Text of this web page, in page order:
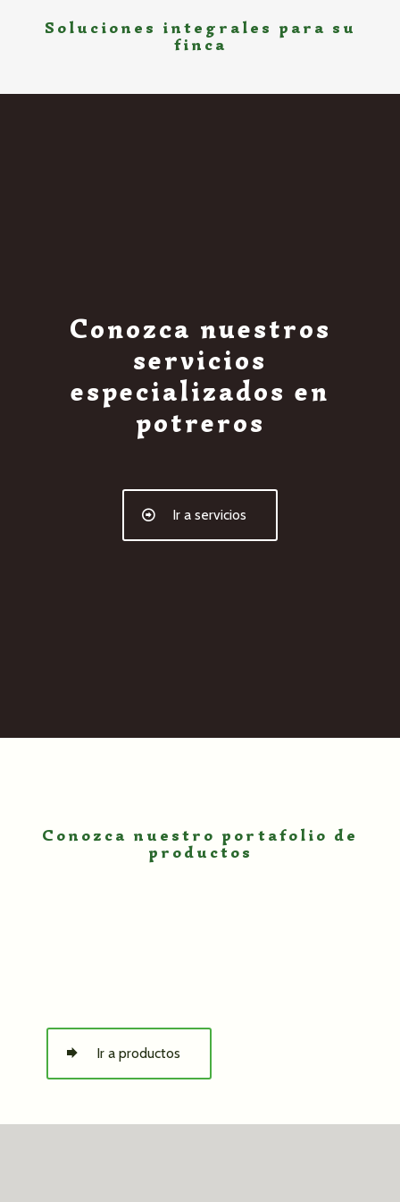
Soluciones integrales para su
finca
Conozca nuestros
servicios
especializados en
potreros
Ir a servicios
Conozca nuestro portafolio de
productos
Ir a productos